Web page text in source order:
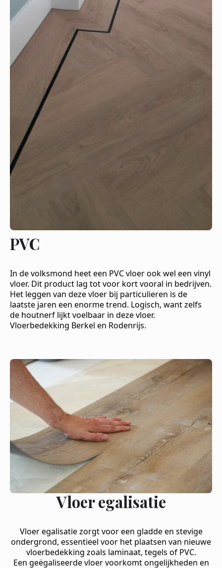
PVC
In de volksmond heet een PVC vloer ook wel een vinyl
vloer. Dit product lag tot voor kort vooral in bedrijven.
Het leggen van deze vloer bij particulieren is de
laatste jaren een enorme trend. Logisch, want zelfs
de houtnerf lijkt voelbaar in deze vloer.
Vloerbedekking Berkel en Rodenrijs.
Vloer egalisatie
Vloer egalisatie zorgt voor een gladde en stevige
ondergrond, essentieel voor het plaatsen van nieuwe
vloerbedekking zoals laminaat, tegels of PVC.
Een geëgaliseerde vloer voorkomt ongelijkheden en